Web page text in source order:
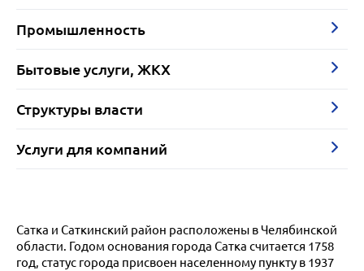
Промышленность
Бытовые услуги, ЖКХ
Структуры власти
Услуги для компаний
Сатка и Саткинский район расположены в Челябинской
области. Годом основания города Сатка считается 1758
год, статус города присвоен населенному пункту в 1937